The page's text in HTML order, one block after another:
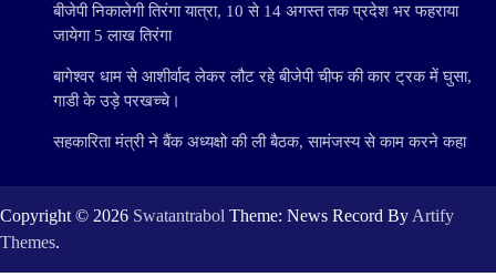
बीजेपी निकालेगी तिरंगा यात्रा, 10 से 14 अगस्त तक प्रदेश भर फहराया
जायेगा 5 लाख तिरंगा
बागेश्वर धाम से आशीर्वाद लेकर लौट रहे बीजेपी चीफ की कार ट्रक में घुसा,
गाडी के उड़े परखच्चे।
सहकारिता मंत्री ने बैंक अध्यक्षो की ली बैठक, सामंजस्य से काम करने कहा
Copyright © 2026 Swatantrabol Theme: News Record By Artify
Themes.